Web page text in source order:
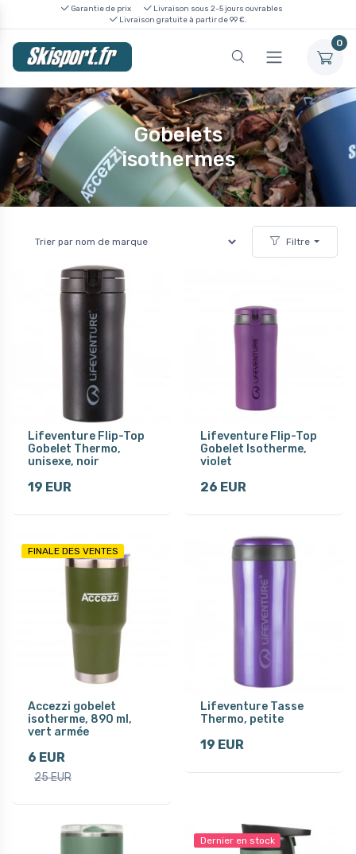
Garantie de prix
Livraison sous 2-5 jours ouvrables
Livraison gratuite à partir de 99 €.
0
Gobelets
isothermes
Filtre
Lifeventure Flip-Top
Gobelet Thermo,
unisexe, noir
19 EUR
Lifeventure Flip-Top
Gobelet Isotherme,
violet
26 EUR
FINALE DES VENTES
Accezzi gobelet
isotherme, 890 ml,
vert armée
6 EUR
25 EUR
Lifeventure Tasse
Thermo, petite
19 EUR
Dernier en stock